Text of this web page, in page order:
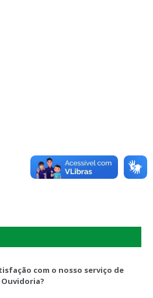
com o nosso serviço de
Ouvidoria?